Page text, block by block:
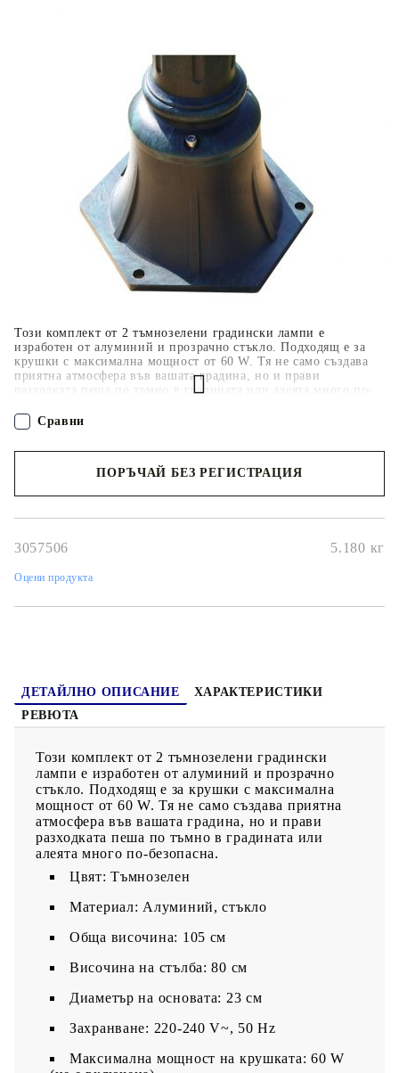
Този комплект от 2 тъмнозелени градински лампи е
изработен от алуминий и прозрачно стъкло. Подходящ е за
крушки с максимална мощност от 60 W. Тя не само създава
приятна атмосфера във вашата градина, но и прави
разходката пеша по тъмно в градината или алеята много по-
лица (включително деца) с намалени физически, сетивни или
умствени способности или с недостатъчен опит и познания,
безопасност. Този продукт не е играчка. Не позволявайте на
Когато плащате с NewPay, всъщност NewPay плаща
поръчката Ви вместо Вас. Вие я получавате и
разполагате с три начина да я платите към тях:
Отложено до 30 дни от момента на изпращане на
поръчката без оскъпяване. За покупки на стойност до
Плащане на 4 вноски. Заплащате 20% от стойността на
поръчката си на момента с карта. Останалата сума се
разделя на 3 равни месечни вноски без оскъпяване. За
покупки на стойност до 1000 лв. / €511.31
Плащане на 6 вноски. Стойността на поръчката се
разпределя в 6 равни месечни вноски с оскъпяване. За
покупки на стойност до 2000 лв. / €1022.61
ПОРЪЧАЙ БЕЗ РЕГИСТРАЦИЯ
3057506 5.180 кг
Оцени продукта
Сравни
ДЕТАЙЛНО ОПИСАНИЕ
ХАРАКТЕРИСТИКИ
РЕВЮТА
Този комплект от 2 тъмнозелени градински
лампи е изработен от алуминий и прозрачно
стъкло. Подходящ е за крушки с максимална
мощност от 60 W. Тя не само създава приятна
атмосфера във вашата градина, но и прави
разходката пеша по тъмно в градината или
алеята много по-безопасна.
Цвят: Тъмнозелен
Материал: Алуминий, стъкло
Обща височина: 105 см
Височина на стълба: 80 см
Диаметър на основата: 23 см
Захранване: 220-240 V~, 50 Hz
Максимална мощност на крушката: 60 W